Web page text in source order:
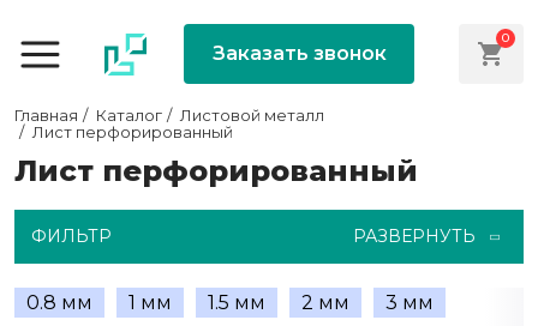
Заказать звонок
0
Главная Каталог
Листовой металл
Лист перфорированный
Лист перфорированный
ФИЛЬТР РАЗВЕРНУТЬ
0.8 мм 1 мм 1.5 мм 2 мм 3 мм